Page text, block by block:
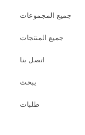
جميع المجموعات
جميع المنتجات
اتصل بنا
يبحث
طلبات